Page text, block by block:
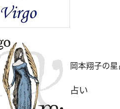
岡本翔子の
占い